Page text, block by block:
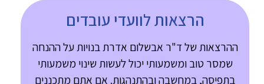
הרצאות לוועדי עובדים
ההרצאות של ד"ר אבשלום אדרת בנויות על ההנחה
שמסר טוב ומשמעותי יכול לעשות שינוי משמעותי
בתפיסה, במחשבה ובהתנהגות. אם אתם מתכננים